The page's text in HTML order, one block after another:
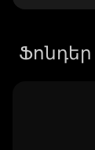
Ֆոնդեր